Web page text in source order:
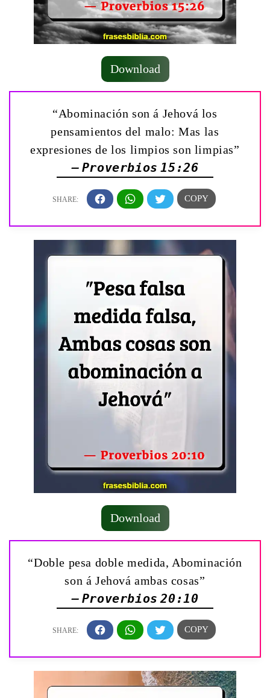
Download
“Abominación son á Jehová los
pensamientos del malo: Mas las
expresiones de los limpios son limpias”
— Proverbios 15:26
Download
“Doble pesa doble medida, Abominación
son á Jehová ambas cosas”
— Proverbios 20:10